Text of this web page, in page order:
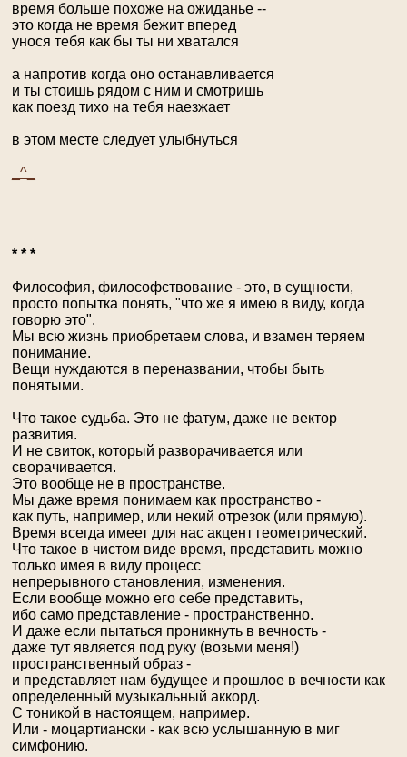
время больше похоже на ожиданье --
это когда не время бежит вперед
унося тебя как бы ты ни хватался
а напротив когда оно останавливается
и ты стоишь рядом с ним и смотришь
как поезд тихо на тебя наезжает
в этом месте следует улыбнуться
_^_
* * *
Философия, философствование - это, в сущности,
просто попытка понять, "что же я имею в виду, когда
говорю это".
Мы всю жизнь приобретаем слова, и взамен теряем
понимание.
Вещи нуждаются в переназвании, чтобы быть
понятыми.
Что такое судьба. Это не фатум, даже не вектор
развития.
И не свиток, который разворачивается или
сворачивается.
Это вообще не в пространстве.
Мы даже время понимаем как пространство -
как путь, например, или некий отрезок (или прямую).
Время всегда имеет для нас акцент геометрический.
Что такое в чистом виде время, представить можно
только имея в виду процесс
непрерывного становления, изменения.
Если вообще можно его себе представить,
ибо само представление - пространственно.
И даже если пытаться проникнуть в вечность -
даже тут является под руку (возьми меня!)
пространственный образ -
и представляет нам будущее и прошлое в вечности как
определенный музыкальный аккорд.
С тоникой в настоящем, например.
Или - моцартиански - как всю услышанную в миг
симфонию.